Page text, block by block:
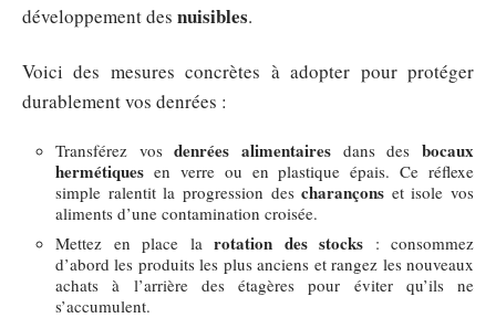
développement des nuisibles.
Voici des mesures concrètes à adopter pour protéger
durablement vos denrées :
Transférez vosdenrées alimentaires dans desbocaux
hermétiques en verre ou en plastique épais. Ce réflexe
simple ralentit la progression descharançons et isole vos
aliments d’une contamination croisée.
Mettez en place la rotation des stocks : consommez
d’abord les produits les plus anciens et rangez les nouveaux
achats à l’arrière des étagères pour éviter qu’ils ne
s’accumulent.